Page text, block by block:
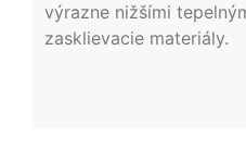
výrazne nižšími
zasklievacie materiály.